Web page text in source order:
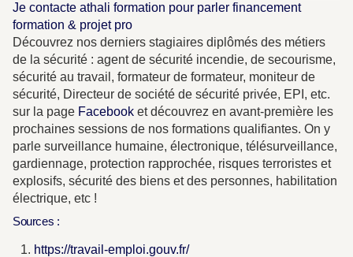
Je contacte athali formation pour parler financement
formation & projet pro
Découvrez nos derniers stagiaires diplômés des métiers
de la sécurité : agent de sécurité incendie, de secourisme,
sécurité au travail, formateur de formateur, moniteur de
sécurité, Directeur de société de sécurité privée, EPI, etc.
sur la page Facebook et découvrez en avant-première les
prochaines sessions de nos formations qualifiantes. On y
parle surveillance humaine, électronique, télésurveillance,
gardiennage, protection rapprochée, risques terroristes et
explosifs, sécurité des biens et des personnes, habilitation
électrique, etc !
Sources :
https://travail-emploi.gouv.fr/